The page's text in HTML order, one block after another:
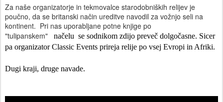
Za naše organizatorje in tekmovalce starodobniških relijev je
poučno, da se britanski način ureditve navodil za vožnjo seli na
kontinent. Pri nas uporabljane potne knjige po
"tulipanskem" načelu se sodnikom zdijo preveč dolgočasne. Sicer
pa organizator Classic Events prireja relije po vsej Evropi in Afriki.
Dugi kraji, druge navade.